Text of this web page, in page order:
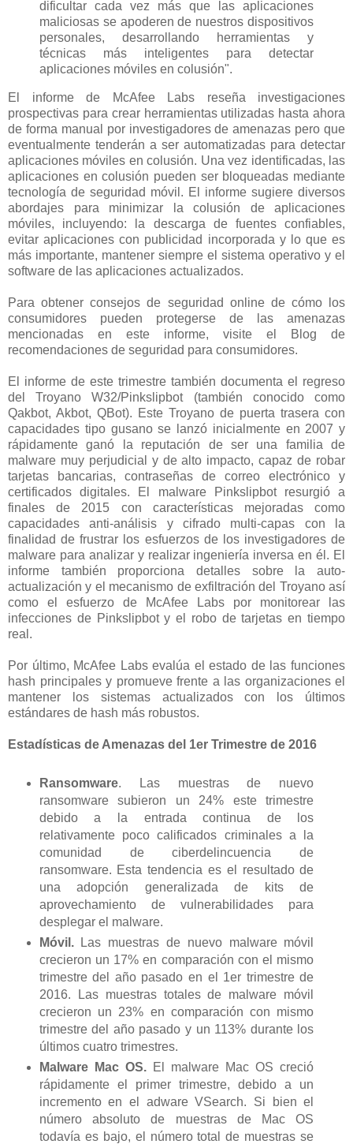
dificultar cada vez más que las aplicaciones
maliciosas se apoderen de nuestros dispositivos
personales, desarrollando herramientas y
técnicas más inteligentes para detectar
aplicaciones móviles en colusión".
El informe de McAfee Labs reseña investigaciones
prospectivas para crear herramientas utilizadas hasta ahora
de forma manual por investigadores de amenazas pero que
eventualmente tenderán a ser automatizadas para detectar
aplicaciones móviles en colusión. Una vez identificadas, las
aplicaciones en colusión pueden ser bloqueadas mediante
tecnología de seguridad móvil. El informe sugiere diversos
abordajes para minimizar la colusión de aplicaciones
móviles, incluyendo: la descarga de fuentes confiables,
evitar aplicaciones con publicidad incorporada y lo que es
más importante, mantener siempre el sistema operativo y el
software de las aplicaciones actualizados.
Para obtener consejos de seguridad online de cómo los
consumidores pueden protegerse de las amenazas
mencionadas en este informe, visite el Blog de
recomendaciones de seguridad para consumidores.
El informe de este trimestre también documenta el regreso
del Troyano W32/Pinkslipbot (también conocido como
Qakbot, Akbot, QBot). Este Troyano de puerta trasera con
capacidades tipo gusano se lanzó inicialmente en 2007 y
rápidamente ganó la reputación de ser una familia de
malware muy perjudicial y de alto impacto, capaz de robar
tarjetas bancarias, contraseñas de correo electrónico y
certificados digitales. El malware Pinkslipbot resurgió a
finales de 2015 con características mejoradas como
capacidades anti-análisis y cifrado multi-capas con la
finalidad de frustrar los esfuerzos de los investigadores de
malware para analizar y realizar ingeniería inversa en él. El
informe también proporciona detalles sobre la auto-
actualización y el mecanismo de exfiltración del Troyano así
como el esfuerzo de McAfee Labs por monitorear las
infecciones de Pinkslipbot y el robo de tarjetas en tiempo
real.
Por último, McAfee Labs evalúa el estado de las funciones
hash principales y promueve frente a las organizaciones el
mantener los sistemas actualizados con los últimos
estándares de hash más robustos.
Estadísticas de Amenazas del 1er Trimestre de 2016
Ransomware. Las muestras de nuevo
ransomware subieron un 24% este trimestre
debido a la entrada continua de los
relativamente poco calificados criminales a la
comunidad de ciberdelincuencia de
ransomware. Esta tendencia es el resultado de
una adopción generalizada de kits de
aprovechamiento de vulnerabilidades para
desplegar el malware.
Móvil.Las muestras de nuevo malware móvil
crecieron un 17% en comparación con el mismo
trimestre del año pasado en el 1er trimestre de
2016. Las muestras totales de malware móvil
crecieron un 23% en comparación con mismo
trimestre del año pasado y un 113% durante los
últimos cuatro trimestres.
Malware Mac OS.El malware Mac OS creció
rápidamente el primer trimestre, debido a un
incremento en el adware VSearch. Si bien el
número absoluto de muestras de Mac OS
todavía es bajo, el número total de muestras se